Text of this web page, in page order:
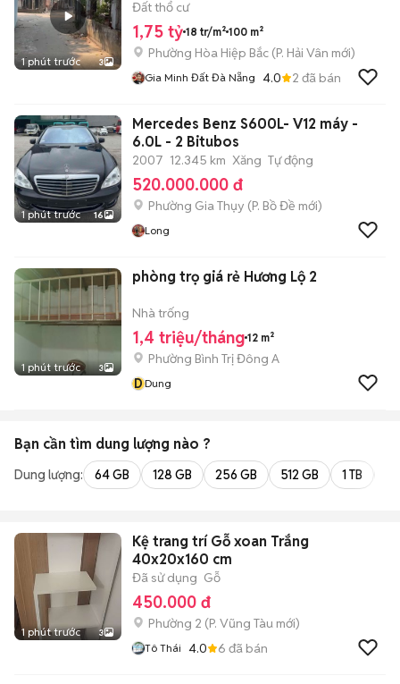
1 phút trước 3
Đất thổ cư
1,75 tỷ 18 tr/m² 100 m²
Phường Hòa Hiệp Bắc (P. Hải Vân mới)
Gia Minh Đất Đà Nẵng 4.0 2 đã bán
1 phút trước 16
Mercedes Benz S600L- V12 máy -
6.0L - 2 Bitubos
2007 12.345 km Xăng Tự động
520.000.000 đ
Phường Gia Thụy (P. Bồ Đề mới)
Long
1 phút trước 3
phòng trọ giá rẻ Hương Lộ 2
Nhà trống
1,4 triệu/tháng 12 m²
Phường Bình Trị Đông A
DDung
Bạn cần tìm dung lượng nào ?
Dung lượng: 64 GB 128 GB 256 GB 512 GB 1 TB
1 phút trước 3
Kệ trang trí Gỗ xoan Trắng
40x20x160 cm
Đã sử dụng Gỗ
450.000 đ
Phường 2 (P. Vũng Tàu mới)
Tô Thái 4.0 6 đã bán